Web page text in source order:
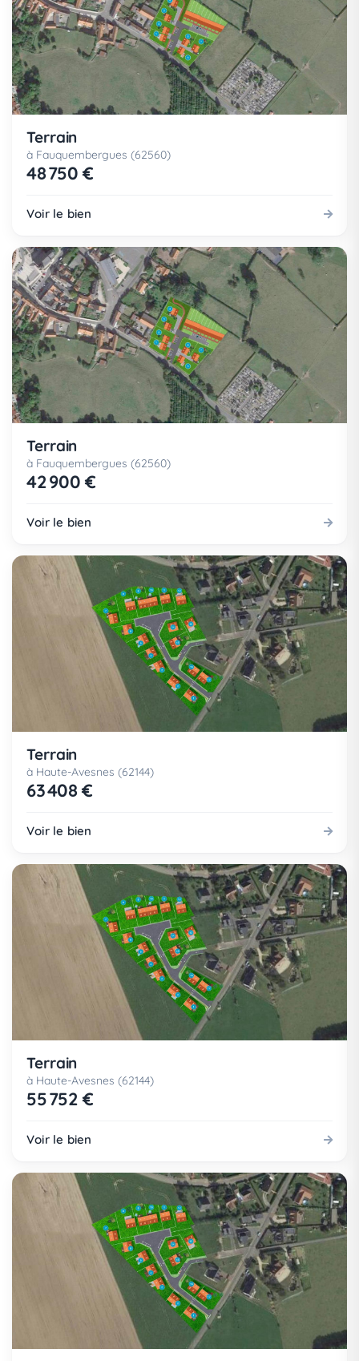
Terrain
à Fauquembergues (62560)
48 750 €
Voir le bien
Terrain
à Fauquembergues (62560)
42 900 €
Voir le bien
Terrain
à Haute-Avesnes (62144)
63 408 €
Voir le bien
Terrain
à Haute-Avesnes (62144)
55 752 €
Voir le bien